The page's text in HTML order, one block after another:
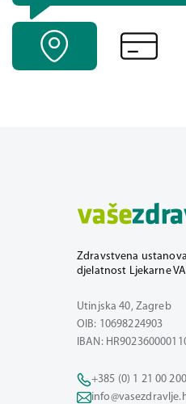
Zdravstvena
djelatnost Ljekarne
Utinjska 40, Zagreb
OIB: 10698224903
IBAN:
+385 (0) 1 21 00 200